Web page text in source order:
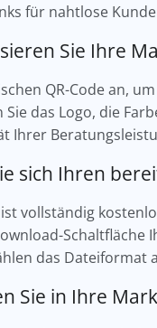
für nahtlose
Sie Ihre
QR-Code an,
das Logo, die
Ihrer
sich Ihren
ist vollständig
das
Sie in Ihre